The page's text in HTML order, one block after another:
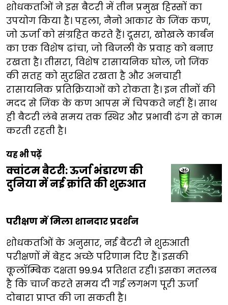
शोधकर्ताओं ने इस बैटरी में तीन प्रमुख हिस्सों का
उपयोग किया है। पहला, नैनो आकार के जिंक कण,
जो ऊर्जा को संग्रहित करते हैं। दूसरा, खोखले कार्बन
का एक विशेष ढांचा, जो बिजली के प्रवाह को बनाए
रखता है। तीसरा, विशेष रासायनिक घोल, जो जिंक
की सतह को सुरक्षित रखता है और अनचाही
रासायनिक प्रतिक्रियाओं को रोकता है। इन तीनों की
मदद से जिंक के कण आपस में चिपकते नहीं हैं। साथ
ही बैटरी लंबे समय तक स्थिर और प्रभावी ढंग से काम
करती रहती है।
यह भी पढ़ें
क्वांटम बैटरी: ऊर्जा भंडारण की
दुनिया में नई क्रांति की शुरुआत
परीक्षण में मिला शानदार प्रदर्शन
शोधकर्ताओं के अनुसार, नई बैटरी ने शुरुआती
परीक्षणों में बेहद अच्छे परिणाम दिए हैं। इसकी
कूलॉम्बिक दक्षता 99.94 प्रतिशत रही। इसका मतलब
है कि चार्ज करते समय दी गई लगभग पूरी ऊर्जा
दोबारा प्राप्त की जा सकती है।